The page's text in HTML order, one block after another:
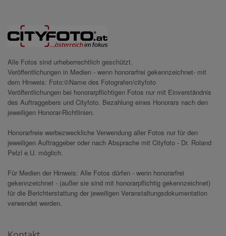
Alle Fotos sind urheberrechtlich geschützt.
Veröffentlichungen in Medien - wenn honorarfrei gekennzeichnet- mit
dem Hinweis: Foto:©Name des Fotografen/cityfoto
Veröffentlichungen bei honorarpflichtigen Fotos nur mit Einverständnis
des Auftraggebers und Cityfoto. Bezahlung eines Honorars nach den
jeweiligen Honorar-Richtlinien.
Honorarfreie werbezweckliche Verwendung aller Fotos nur für den
jeweiligen Auftraggeber oder nach Absprache mit Cityfoto - Dr. Roland
Pelzl e.U. möglich.
Für Medien der Hinweis: Alle Fotos dürfen - wenn honorarfrei
gekennzeichnet - (außer sie sind mit honorarpflichtig gekennzeichnet)
für die Berichterstattung der jeweiligen Veranstaltungsdokumentation
verwendet werden.